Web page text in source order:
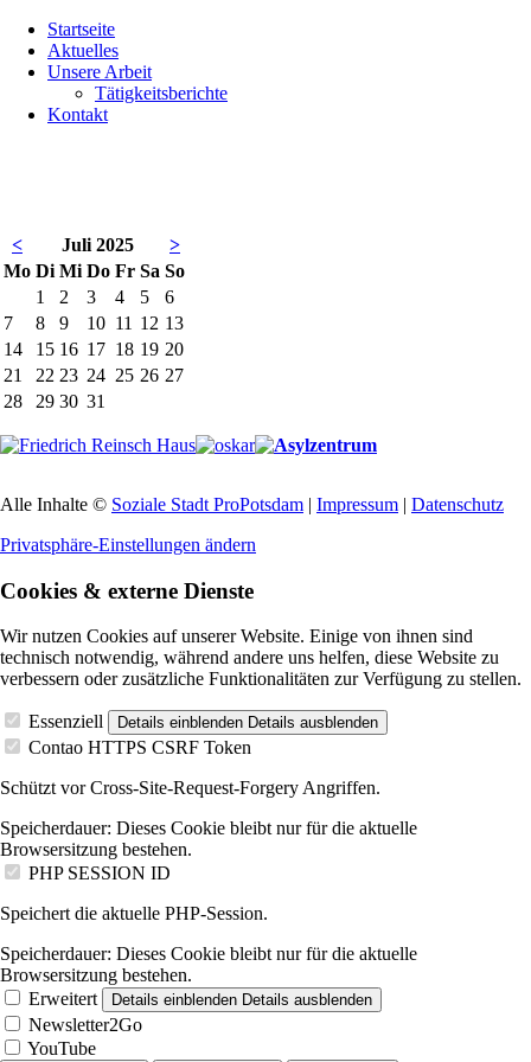
überspringen
Startseite
Aktuelles
Unsere Arbeit
Tätigkeitsberichte
Kontakt
< Juli 2025
>
Montag
Dienstag
Mittwoch
Donnerstag
Freitag
Sa mstag
Sonntag
1
2 3 4 5
6
7
8 9 10 11 12 13
14
15 16 17 18 19 20
21
22 23 24 25 26 27
28
29 30 31
Alle Inhalte © Soziale Stadt ProPotsdam | Impressum | Datenschutz
Privatsphäre-Einstellungen ändern
Cookies & externe Dienste
Wir nutzen Cookies auf unserer Website. Einige von ihnen sind
technisch notwendig, während andere uns helfen, diese Website zu
verbessern oder zusätzliche Funktionalitäten zur Verfügung zu stellen.
Essenziell Details einblenden Details ausblenden
Contao HTTPS CSRF Token
Schützt vor Cross-Site-Request-Forgery Angriffen.
Speicherdauer: Dieses Cookie bleibt nur für die aktuelle
Browsersitzung bestehen.
PHP SESSION ID
Speichert die aktuelle PHP-Session.
Speicherdauer: Dieses Cookie bleibt nur für die aktuelle
Browsersitzung bestehen.
Erweitert
Details einblenden Details ausblenden
Newsletter2Go
YouTube